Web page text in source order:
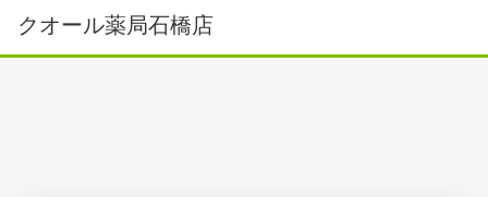
クオール薬局石橋店